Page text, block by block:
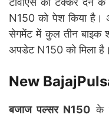
N150 को पेश किया है।
सेगमेंट में कुल तीन बाइक
अपडेट N150 को मिला है।
New
बजाज पल्सर N150 के